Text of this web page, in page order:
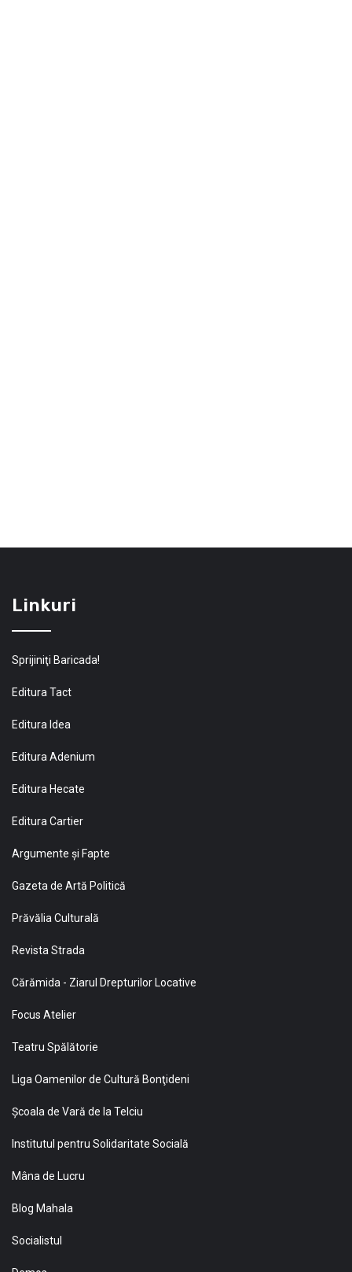
Linkuri
Sprijiniţi Baricada!
Editura Tact
Editura Idea
Editura Adenium
Editura Hecate
Editura Cartier
Argumente și Fapte
Gazeta de Artă Politică
Prăvălia Culturală
Revista Strada
Cărămida - Ziarul Drepturilor Locative
Focus Atelier
Teatru Spălătorie
Liga Oamenilor de Cultură Bonţideni
Şcoala de Vară de la Telciu
Institutul pentru Solidaritate Socială
Mâna de Lucru
Blog Mahala
Socialistul